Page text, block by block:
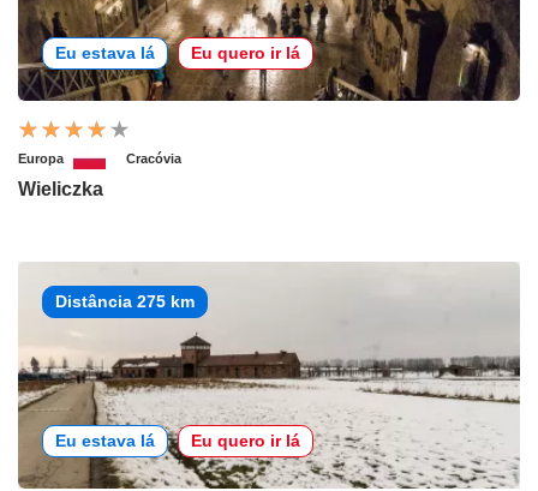
Eu estava lá Eu quero ir lá
Europa Cracóvia
Wieliczka
Distância 275 km
Eu estava lá Eu quero ir lá